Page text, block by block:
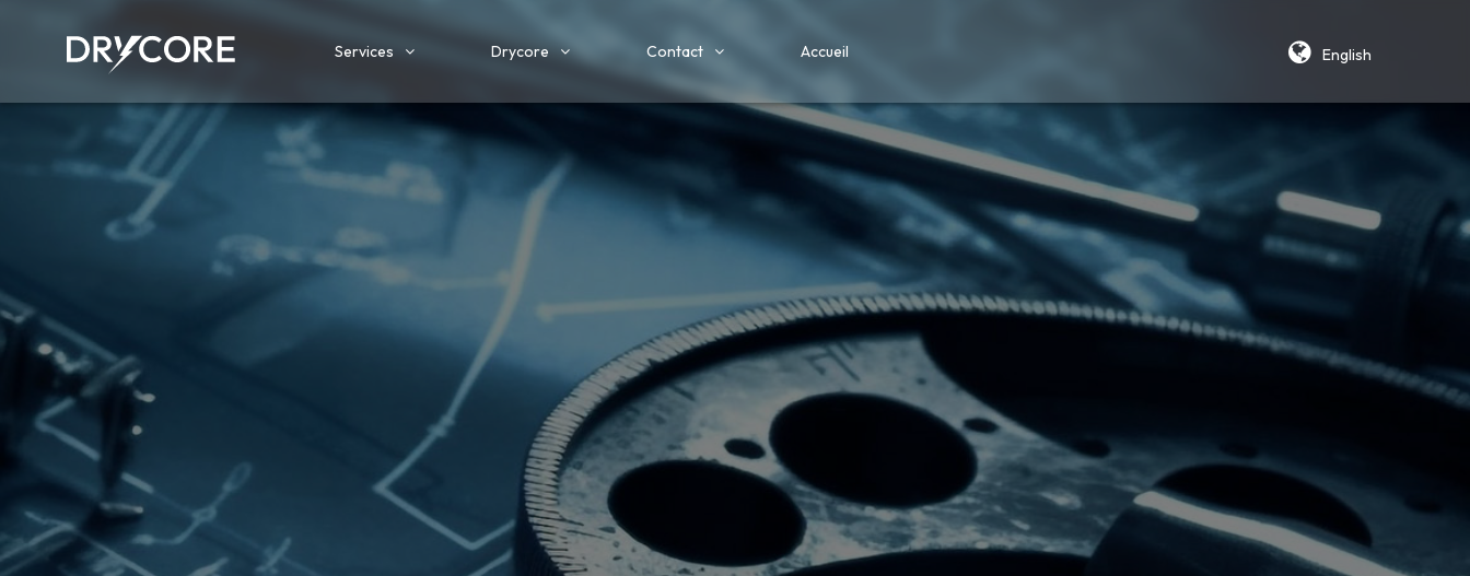
Services Drycore Contact Accueil English